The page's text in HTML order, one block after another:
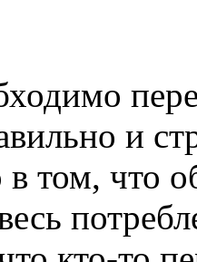
и
том, что